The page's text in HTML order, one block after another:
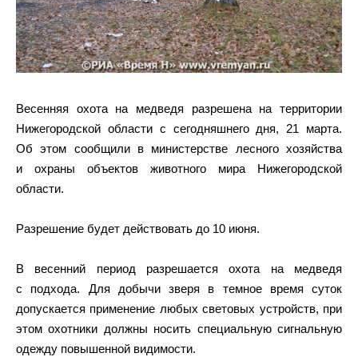
Весенняя охота на медведя разрешена на территории
Нижегородской области с сегодняшнего дня, 21 марта.
Об этом сообщили в министерстве лесного хозяйства
и охраны объектов животного мира Нижегородской
области.
Разрешение будет действовать до 10 июня.
В весенний период разрешается охота на медведя
с подхода. Для добычи зверя в темное время суток
допускается применение любых световых устройств, при
этом охотники должны носить специальную сигнальную
одежду повышенной видимости.